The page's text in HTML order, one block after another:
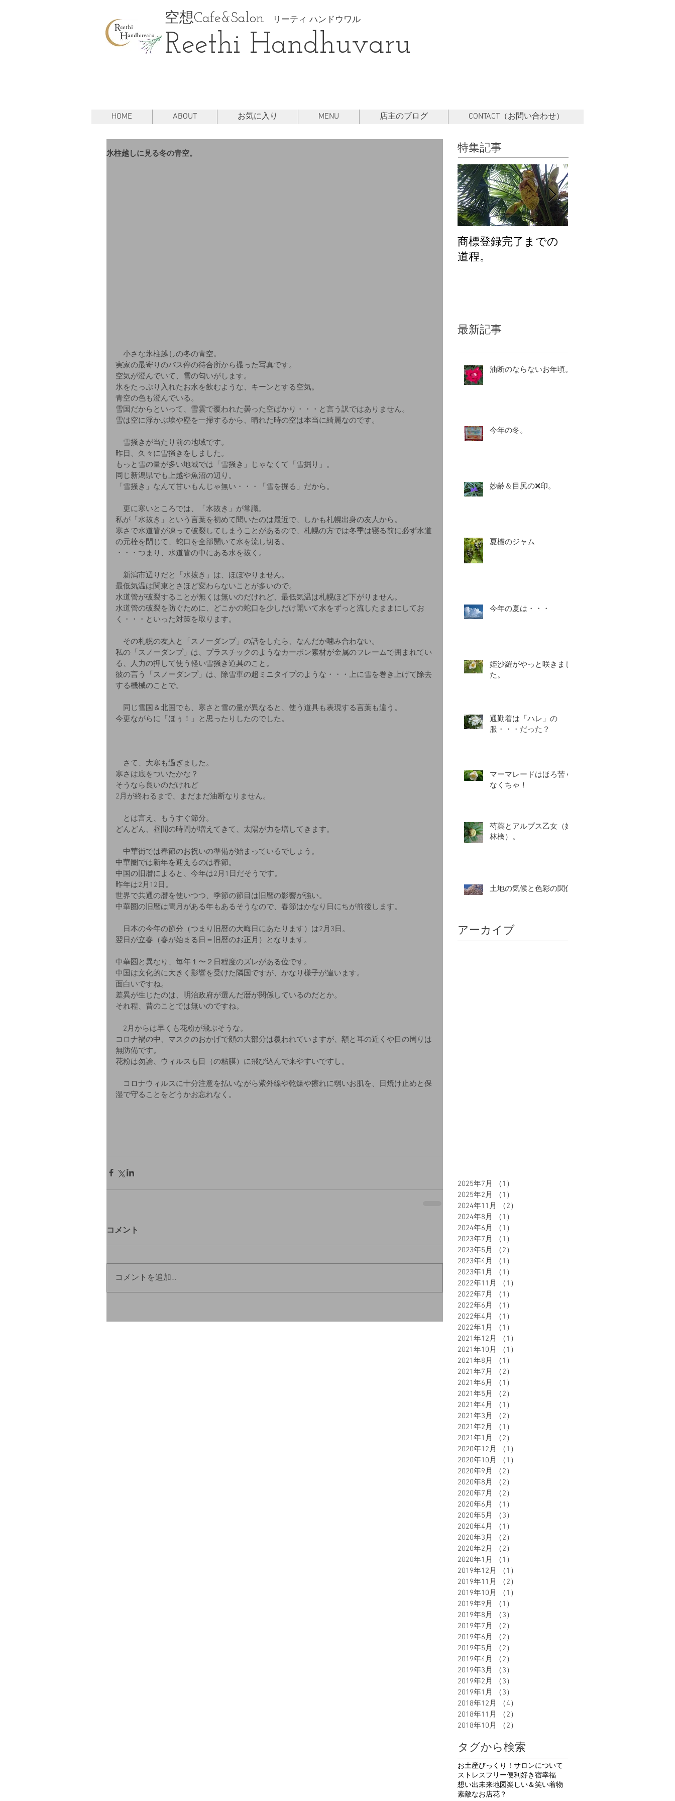
空想Cafe&Salon リーティ ハンドウワル
Reethi Handhuvaru
HOME ABOUT お気に入り MENU 店主のブログ CONTACT（お問い合わせ）
氷柱越しに見る冬の青空。
小さな氷柱越しの冬の青空。
実家の最寄りのバス停の待合所から撮った写真です。
空気が澄んでいて、雪の匂いがします。
氷をたっぷり入れたお水を飲むような、キーンとする空気。
青空の色も澄んでいる。
雪国だからといって、雪雲で覆われた曇った空ばかり・・・と言う訳ではありません。
雪は空に浮かぶ埃や塵を一掃するから、晴れた時の空は本当に綺麗なのです。
雪掻きが当たり前の地域です。
昨日、久々に雪掻きをしました。
もっと雪の量が多い地域では「雪掻き」じゃなくて「雪掘り」。
同じ新潟県でも上越や魚沼の辺り。
「雪掻き」なんて甘いもんじゃ無い・・・「雪を掘る」だから。
更に寒いところでは、「水抜き」が常識。
私が「水抜き」という言葉を初めて聞いたのは最近で、しかも札幌出身の友人から。
寒さで水道管が凍って破裂してしまうことがあるので、札幌の方では冬季は寝る前に必ず水道
の元栓を閉じて、蛇口を全部開いて水を流し切る。
・・・つまり、水道管の中にある水を抜く。
新潟市辺りだと「水抜き」は、ほぼやりません。
最低気温は関東とさほど変わらないことが多いので。
水道管が破裂することが無くは無いのだけれど、最低気温は札幌ほど下がりません。
水道管の破裂を防ぐために、どこかの蛇口を少しだけ開いて水をずっと流したままにしてお
く・・・といった対策を取ります。
その札幌の友人と「スノーダンプ」の話をしたら、なんだか噛み合わない。
私の「スノーダンプ」は、プラスチックのようなカーボン素材が金属のフレームで囲まれてい
る、人力の押して使う軽い雪掻き道具のこと。
彼の言う「スノーダンプ」は、除雪車の超ミニタイプのような・・・上に雪を巻き上げて除去
する機械のことで。
同じ雪国＆北国でも、寒さと雪の量が異なると、使う道具も表現する言葉も違う。
今更ながらに「ほぅ！」と思ったりしたのでした。
さて、大寒も過ぎました。
寒さは底をついたかな？
そうなら良いのだけれど
2月が終わるまで、まだまだ油断なりません。
とは言え、もうすぐ節分。
どんどん、昼間の時間が増えてきて、太陽が力を増してきます。
中華街では春節のお祝いの準備が始まっているでしょう。
中華圏では新年を迎えるのは春節。
中国の旧暦によると、今年は2月1日だそうです。
昨年は2月12日。
世界で共通の暦を使いつつ、季節の節目は旧暦の影響が強い。
中華圏の旧暦は閏月がある年もあるそうなので、春節はかなり日にちが前後します。
日本の今年の節分（つまり旧暦の大晦日にあたります）は2月3日。
翌日が立春（春が始まる日＝旧暦のお正月）となります。
中華圏と異なり、毎年１〜２日程度のズレがある位です。
中国は文化的に大きく影響を受けた隣国ですが、かなり様子が違います。
面白いですね。
差異が生じたのは、明治政府が選んだ暦が関係しているのだとか。
それ程、昔のことでは無いのですね。
2月からは早くも花粉が飛ぶそうな。
コロナ禍の中、マスクのおかげで顔の大部分は覆われていますが、額と耳の近くや目の周りは
無防備です。
花粉は勿論、ウィルスも目（の粘膜）に飛び込んで来やすいですし。
コロナウィルスに十分注意を払いながら紫外線や乾燥や擦れに弱いお肌を、日焼け止めと保
湿で守ることをどうかお忘れなく。
コメント
コメントを追加…
特集記事
商標登録完了までの
道程。
最新記事
油断のならないお年頃。
今年の冬。
妙齢＆目尻の❌印。
夏櫨のジャム
今年の夏は・・・
姫沙羅がやっと咲きまし
た。
通勤着は「ハレ」の
服・・・だった？
マーマレードはほろ苦く
なくちゃ！
芍薬とアルプス乙女（姫
林檎）。
土地の気候と色彩の関係
アーカイブ
2025年7月 （1）
2025年2月
（1）
2024年11月
（2）
2024年8月
（1）
2024年6月
（1）
2023年7月
（1）
2023年5月
（2）
2023年4月
（1）
2023年1月
（1）
2022年11月
（1）
2022年7月
（1）
2022年6月
（1）
2022年4月
（1）
2022年1月
（1）
2021年12月
（1）
2021年10月
（1）
2021年8月
（1）
2021年7月
（2）
2021年6月
（1）
2021年5月
（2）
2021年4月
（1）
2021年3月
（2）
2021年2月
（1）
2021年1月
（2）
2020年12月
（1）
2020年10月
（1）
2020年9月
（2）
2020年8月
（2）
2020年7月
（2）
2020年6月
（1）
2020年5月
（3）
2020年4月
（1）
2020年3月
（2）
2020年2月
（2）
2020年1月
（1）
2019年12月
（1）
2019年11月
（2）
2019年10月
（1）
2019年9月
（1）
2019年8月
（3）
2019年7月
（2）
2019年6月
（2）
2019年5月
（2）
2019年4月
（2）
2019年3月
（3）
2019年2月
（3）
2019年1月
（3）
2018年12月
（4）
2018年11月
（2）
2018年10月
（2）
タグから検索
お土産びっくり！ サロンについて
ストレスフリー便利好き宿幸福
想い出未来地図楽しい＆笑い着物
素敵なお店花 ？